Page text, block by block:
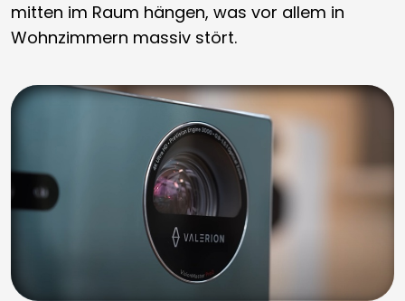
mitten im Raum hängen, was vor allem in
Wohnzimmern massiv stört.